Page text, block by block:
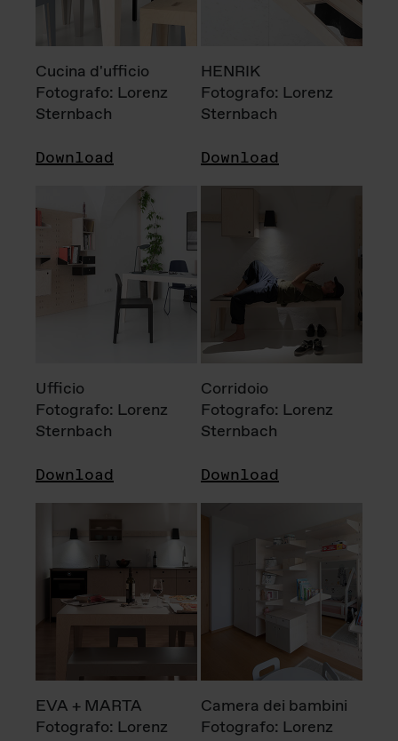
Cucina d'ufficio
Fotografo: Lorenz
Sternbach
Download
HENRIK
Fotografo: Lorenz
Sternbach
Download
Ufficio
Fotografo: Lorenz
Sternbach
Download
Corridoio
Fotografo: Lorenz
Sternbach
Download
EVA + MARTA
Fotografo: Lorenz
Camera dei bambini
Fotografo: Lorenz